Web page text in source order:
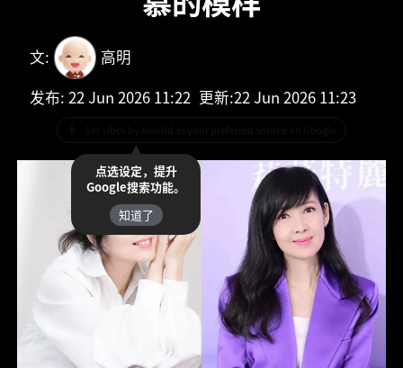
文:
高明
发布: 22 Jun 2026 11:22 更新:22 Jun 2026 11:23
点选设定，提升
Google搜索功能。
知道了